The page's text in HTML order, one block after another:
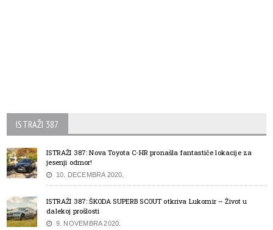
ISTRAŽI 387
ISTRAŽI 387: Nova Toyota C-HR pronašla fantastiče lokacije za
jesenji odmor!
10. DECEMBRA 2020.
ISTRAŽI 387: ŠKODA SUPERB SCOUT otkriva Lukomir – Život u
dalekoj prošlosti
9. NOVEMBRA 2020.